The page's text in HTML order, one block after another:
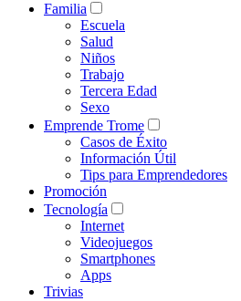
Familia
Escuela
Salud
Niños
Trabajo
Tercera Edad
Sexo
Emprende Trome
Casos de Éxito
Información Útil
Tips para Emprendedores
Promoción
Tecnología
Internet
Videojuegos
Smartphones
Apps
Trivias